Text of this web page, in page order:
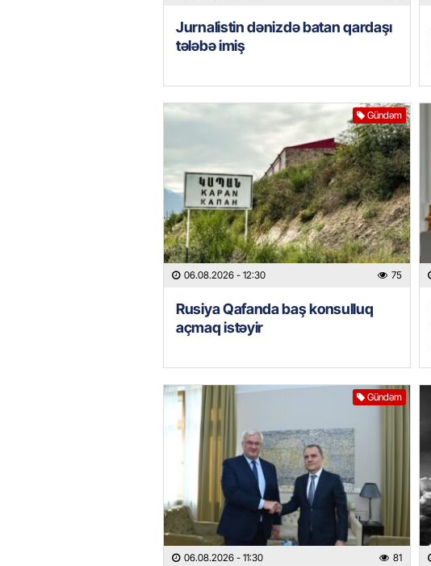
Jurnalistin dənizdə batan qardaşı
tələbə imiş
Gündəm
06.08.2026 - 12:30 75
Rusiya Qafanda baş konsulluq
açmaq istəyir
Gündəm
06.08.2026 - 11:30 81